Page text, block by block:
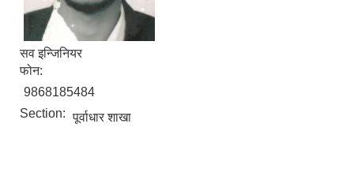
सव इन्जिनियर
फोन:
9868185484
Section: पूर्वाधार शाखा